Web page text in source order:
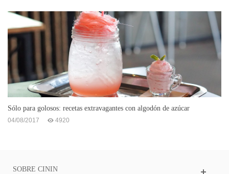
Sólo para golosos: recetas extravagantes con algodón de azúcar
04/08/2017 4920
SOBRE CININ